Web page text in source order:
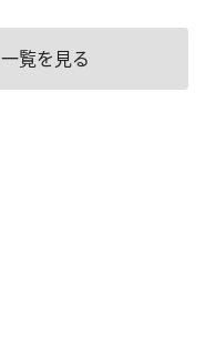
覧を見る